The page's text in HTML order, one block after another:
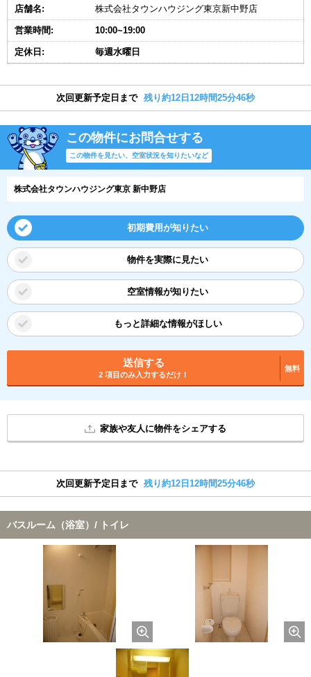
店舗名: 株式会社タウンハウジング東京新中野店
営業時間: 10:00~19:00
定休日: 毎週水曜日
次回更新予定日まで 残り約12日12時間25分45秒
この物件にお問合せする
この物件を見たい、空室状況を知りたいなど
株式会社タウンハウジング東京 新中野店
初期費用が知りたい
物件を実際に見たい
空室情報が知りたい
もっと詳細な情報がほしい
送信する
2 項目のみ入力するだけ！
無料
家族や友人に物件をシェアする
次回更新予定日まで 残り約12日12時間25分45秒
バスルーム（浴室）/ トイレ